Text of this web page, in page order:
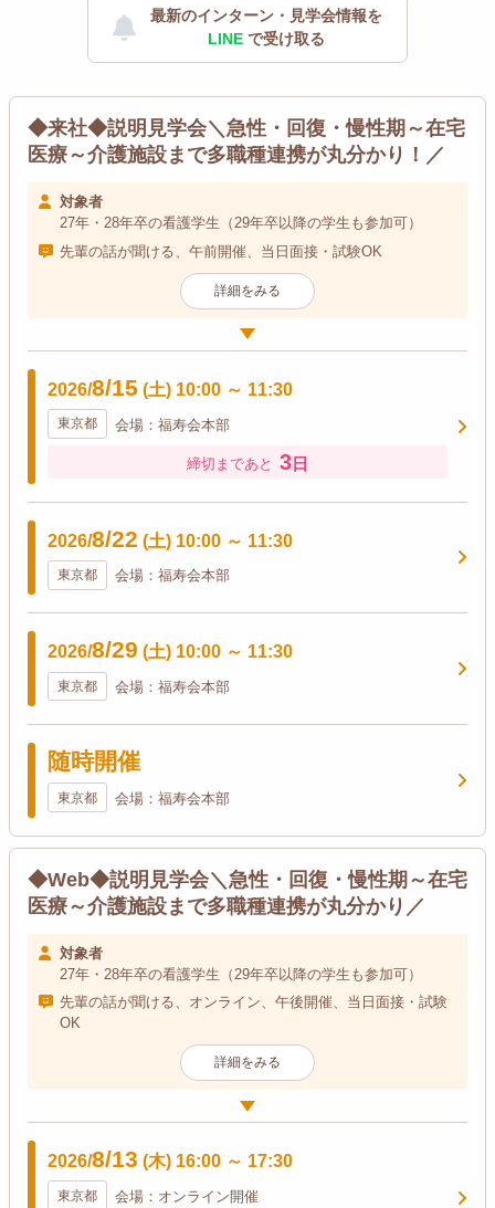
最新のインターン・見学会情報を
LINE で受け取る
◆来社◆説明見学会＼急性・回復・慢性期～在宅
医療～介護施設まで多職種連携が丸分かり！／
対象者
27年・28年卒の看護学生（29年卒以降の学生も参加可）
先輩の話が聞ける、午前開催、当日面接・試験OK
詳細をみる
2026/8/15 (土) 10:00 ～ 11:30
東京都 会場：福寿会本部
締切まであと 3日
2026/8/22 (土) 10:00 ～ 11:30
東京都 会場：福寿会本部
2026/8/29 (土) 10:00 ～ 11:30
東京都 会場：福寿会本部
随時開催
東京都 会場：福寿会本部
◆Web◆説明見学会＼急性・回復・慢性期～在宅
医療～介護施設まで多職種連携が丸分かり／
対象者
27年・28年卒の看護学生（29年卒以降の学生も参加可）
先輩の話が聞ける、オンライン、午後開催、当日面接・試験
OK
詳細をみる
2026/8/13 (木) 16:00 ～ 17:30
東京都 会場：オンライン開催